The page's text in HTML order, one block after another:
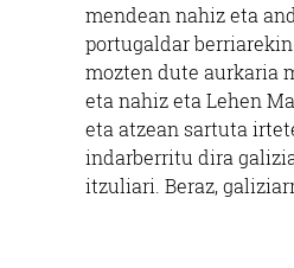
mendean nahiz eta
portugaldar
mozten dute aurkaria
eta nahiz eta Lehen
eta atzean sartuta
indarberritu dira
itzuliari. Beraz,